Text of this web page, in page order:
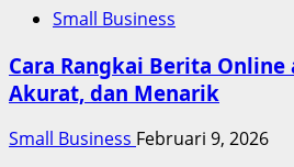
Small Business
Cara Rangkai Berita Online
Akurat, dan Menarik
Small Business Februari 9, 2026